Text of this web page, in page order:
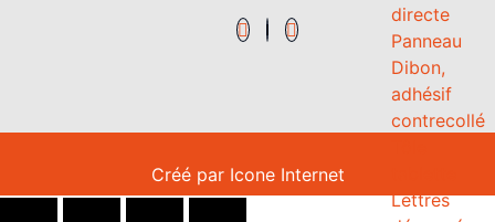
directe
Panneau
Dibon,
adhésif
contrecollé
Lettres
Créé par Icone Internet